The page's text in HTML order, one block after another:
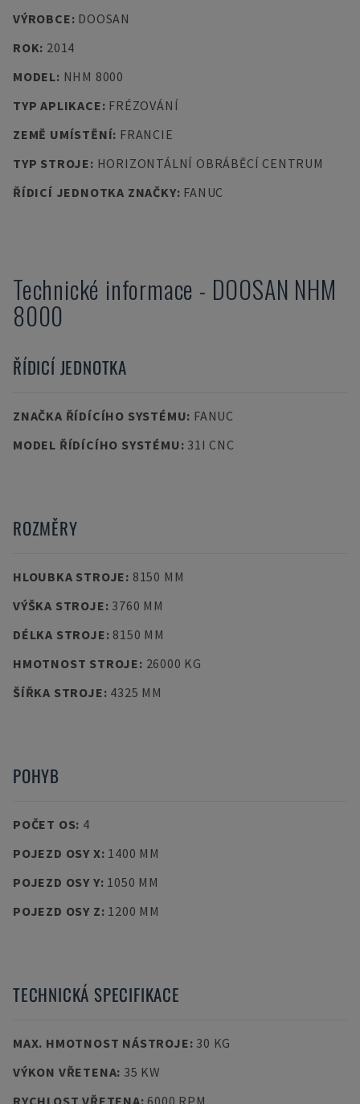
VÝROBCE: DOOSAN
ROK: 2014
MODEL: NHM 8000
TYP APLIKACE: FRÉZOVÁNÍ
ZEMĚ UMÍSTĚNÍ: FRANCIE
TYP STROJE: HORIZONTÁLNÍ OBRÁBĚCÍ CENTRUM
ŘÍDICÍ JEDNOTKA ZNAČKY: FANUC
Technické informace - DOOSAN NHM
8000
ŘÍDICÍ JEDNOTKA
ZNAČKA ŘÍDÍCÍHO SYSTÉMU: FANUC
MODEL ŘÍDÍCÍHO SYSTÉMU: 31I CNC
ROZMĚRY
HLOUBKA STROJE: 8150 MM
VÝŠKA STROJE: 3760 MM
DÉLKA STROJE: 8150 MM
HMOTNOST STROJE: 26000 KG
ŠÍŘKA STROJE: 4325 MM
POHYB
POČET OS: 4
POJEZD OSY X: 1400 MM
POJEZD OSY Y: 1050 MM
POJEZD OSY Z: 1200 MM
TECHNICKÁ SPECIFIKACE
MAX. HMOTNOST NÁSTROJE: 30 KG
VÝKON VŘETENA: 35 KW
RYCHLOST VŘETENA: 6000 RPM